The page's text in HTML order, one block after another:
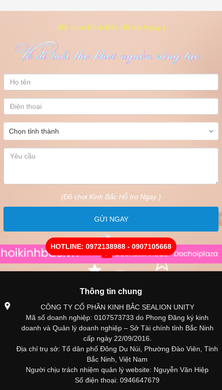
(Đồ chơi Kinh Bắc Hỗ trợ Ngay )
(Đồ chơi Kinh Bắc Hỗ trợ Ngay )
GỬI NGAY
HOTLINE: 0972138988 - 0907105668
Thông tin chung
CÔNG TY CỔ PHẦN KINH BẮC SEALION UNITY
Mã số doanh nghiệp: 0107573733 do Phong Đăng ký kinh
doanh và Quản lý doanh nghiệp – Sở Tài chính tỉnh Bắc Ninh
cấp ngày 22/09/2016.
Địa chỉ trụ sở: Tổ dân phố Đông Du Núi, Phường Đào Viên, Tỉnh
Bắc Ninh, Việt Nam
Người chịu trách nhiệm quản lý website: Nguyễn Văn Hiệp
Số điện thoại: 0946647679